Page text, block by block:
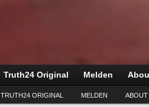
Truth24 Original Melden
TRUTH24 ORIGINAL MELDEN ABOUT